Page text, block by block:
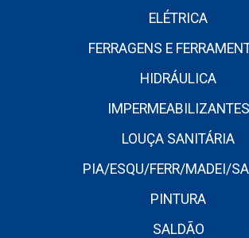
ELÉTRICA
FERRAGENS E
HIDRÁULICA
IMPERMEABILIZANTES
LOUÇA SANITÁRIA
PIA/ESQU/FERR/MADEI/
PINTURA
SALDÃO